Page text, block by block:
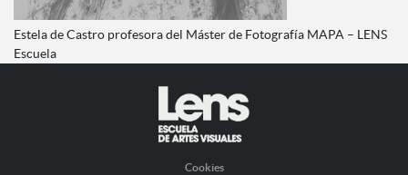
Estela de Castro profesora del Máster de Fotografía MAPA – LENS
Escuela
Cookies